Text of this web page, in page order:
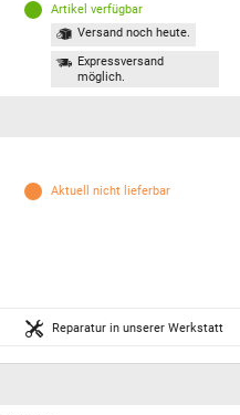
Artikel verfügbar
Versand noch heute.
Expressversand
möglich.
Aktuell nicht lieferbar
Reparatur in unserer Werkstatt